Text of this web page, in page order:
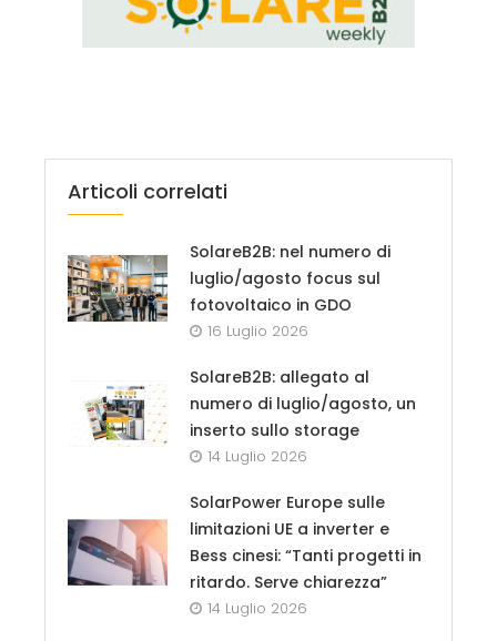
Articoli correlati
SolareB2B: nel numero di
luglio/agosto focus sul
fotovoltaico in GDO
16 Luglio 2026
SolareB2B: allegato al
numero di luglio/agosto, un
inserto sullo storage
14 Luglio 2026
SolarPower Europe sulle
limitazioni UE a inverter e
Bess cinesi: “Tanti progetti in
ritardo. Serve chiarezza”
14 Luglio 2026